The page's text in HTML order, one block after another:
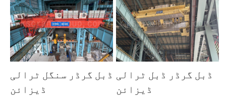
ڈبل گرڈر سنگل ٹرالی
ڈیزائن
ڈبل گرڈر ڈبل ٹرالی
ڈیزائن